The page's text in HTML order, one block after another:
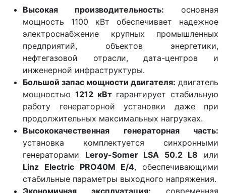
Высокая производительность: основная
мощность 1100 кВт обеспечивает надежное
электроснабжение крупных промышленных
предприятий, объектов энергетики,
нефтегазовой отрасли, дата-центров и
инженерной инфраструктуры.
Большой запас мощности двигателя: двигатель
мощностью 1212 кВтгарантирует стабильную
работу генераторной установки даже при
продолжительных максимальных нагрузках.
Высококачественная генераторная часть:
установка комплектуется синхронными
генераторами Leroy-Somer LSA 50.2 L8 или
Linz Electric PRO40M E/4, обеспечивающими
стабильные параметры выходного напряжения.
Экономичная эксплуатация: современная